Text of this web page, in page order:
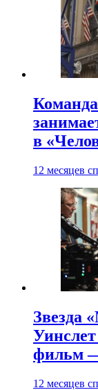
в
12 месяцев
Звезда
фильм
12 месяцев